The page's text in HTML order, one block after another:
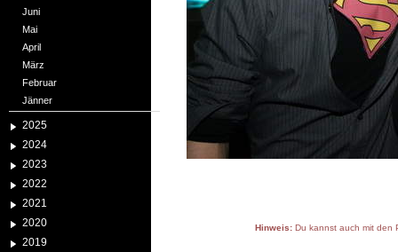
Juni
Mai
April
März
Februar
Jänner
2025
2024
2023
2022
2021
2020
2019
Hinweis:Du kannst auch mit den